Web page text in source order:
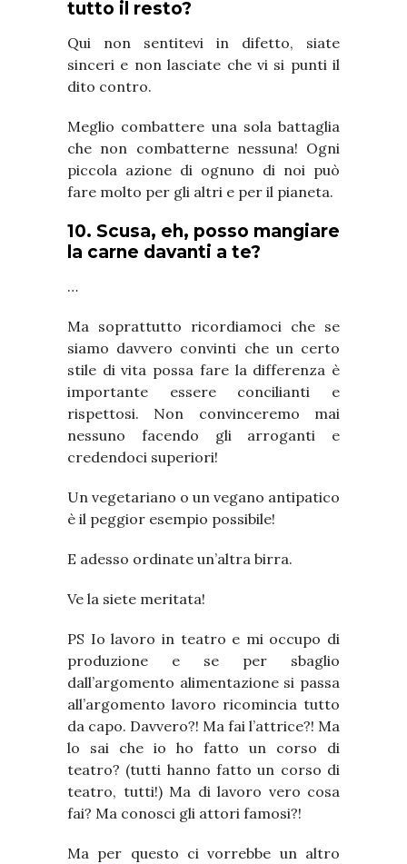
tutto il resto?
Qui non sentitevi in difetto, siate
sinceri e non lasciate che vi si punti il
dito contro.
Meglio combattere una sola battaglia
che non combatterne nessuna! Ogni
piccola azione di ognuno di noi può
fare molto per gli altri e per il pianeta.
10. Scusa, eh, posso mangiare
la carne davanti a te?
…
Ma soprattutto ricordiamoci che se
siamo davvero convinti che un certo
stile di vita possa fare la differenza è
importante essere concilianti e
rispettosi. Non convinceremo mai
nessuno facendo gli arroganti e
credendoci superiori!
Un vegetariano o un vegano antipatico
è il peggior esempio possibile!
E adesso ordinate un’altra birra.
Ve la siete meritata!
PS Io lavoro in teatro e mi occupo di
produzione e se per sbaglio
dall’argomento alimentazione si passa
all’argomento lavoro ricomincia tutto
da capo. Davvero?! Ma fai l’attrice?! Ma
lo sai che io ho fatto un corso di
teatro? (tutti hanno fatto un corso di
teatro, tutti!) Ma di lavoro vero cosa
fai? Ma conosci gli attori famosi?!
Ma per questo ci vorrebbe un altro